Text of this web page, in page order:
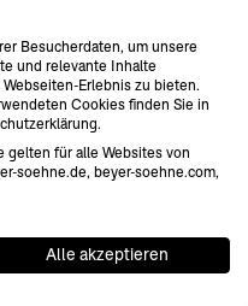
Besucherdaten, um unsere
und relevante Inhalte
Erlebnis zu bieten.
Cookies finden Sie in
gelten für alle Websites von
soehne.de, beyer-soehne.com,
Alle akzeptieren